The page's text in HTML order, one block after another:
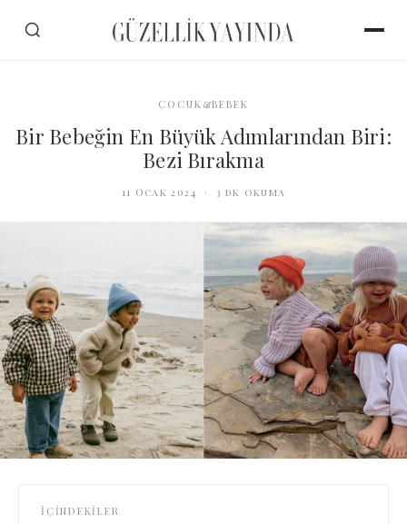
ÇOCUK&BEBEK
Bir Bebeğin En Büyük Adımlarından Biri:
Bezi Bırakma
11 Ocak 2024 ·3 dk okuma
İÇINDEKILER